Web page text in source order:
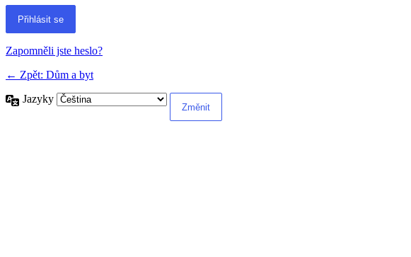
Alternative:
Zapomněli jste heslo?
← Zpět: Dům a byt
Jazyky